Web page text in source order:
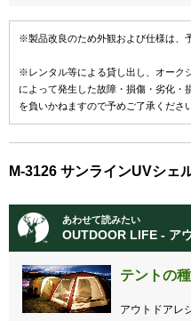
※製品改良のため外観および仕様は、
※レンタル等による貸し出し、オーク
によって発生した故障・損傷・劣化・
を負いかねますので予めご了承くださ
M-3126 サンラインUVシェ
あわせて読みたい
OUTDOOR LIFE - ア
テントの
アウトドアレ